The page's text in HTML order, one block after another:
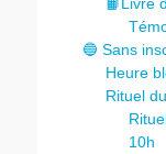
🔵 Sans
Heure
Rituel
10h